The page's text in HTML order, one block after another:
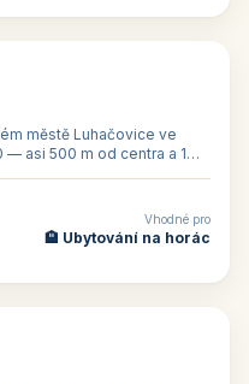
městě Luhačovice ve
— asi 500 m od centra a 1
Vhodné pro
🏨 Ubytování na horác